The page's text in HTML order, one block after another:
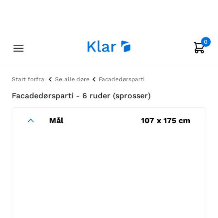
Start forfra Se alle døre Facadedørsparti
Facadedørsparti - 6 ruder (sprosser)
Mål 107 x 175 cm